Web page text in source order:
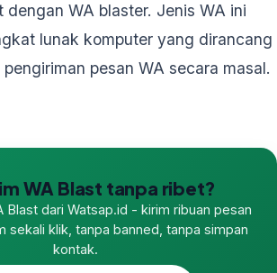
dengan WA blaster. Jenis WA ini
lunak komputer yang dirancang
pesan WA secara masal.
WA Blast tanpa ribet?
Blast dari Watsap.id - kirim ribuan pesan
sekali klik, tanpa banned, tanpa simpan
kontak.